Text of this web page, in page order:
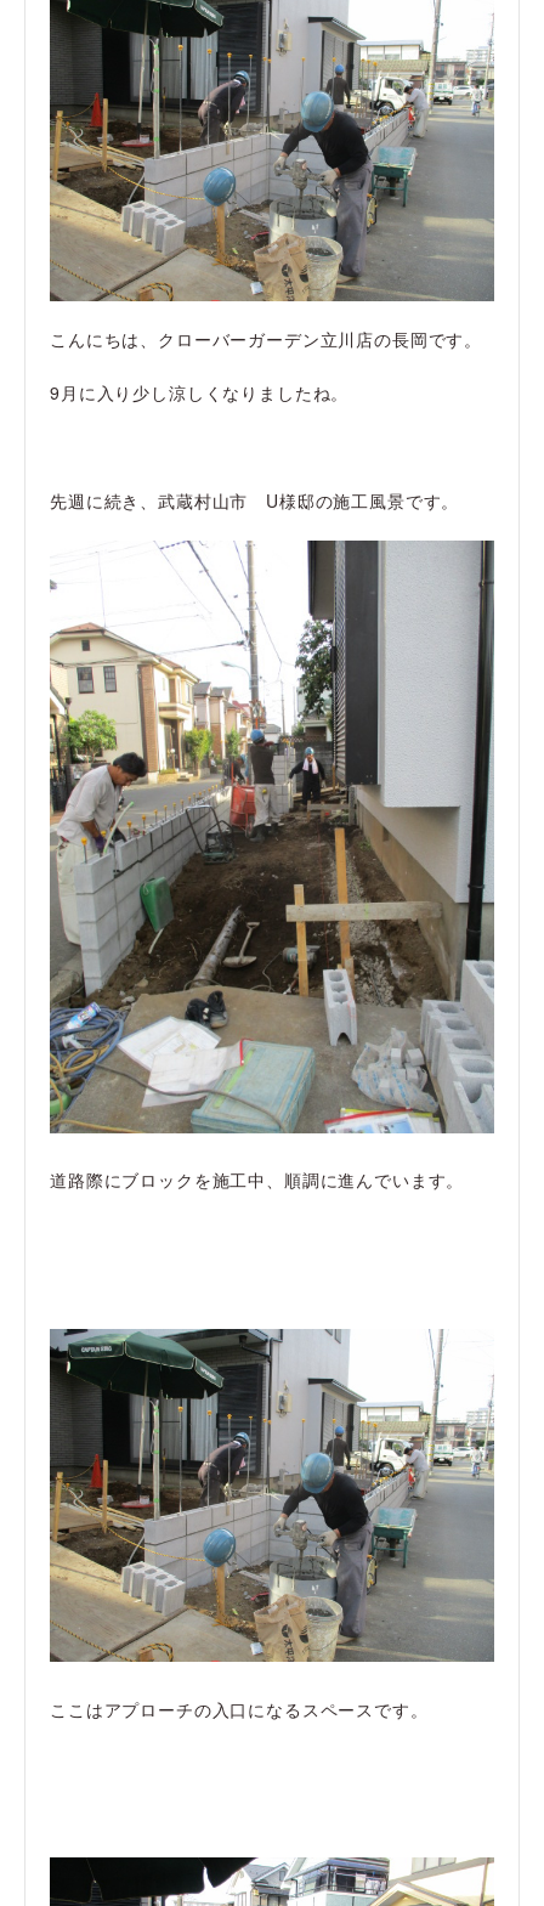
こんにちは、クローバーガーデン立川店の長岡です。
9月に入り少し涼しくなりましたね。
先週に続き、武蔵村山市 U様邸の施工風景です。
道路際にブロックを施工中、順調に進んでいます。
ここはアプローチの入口になるスペースです。